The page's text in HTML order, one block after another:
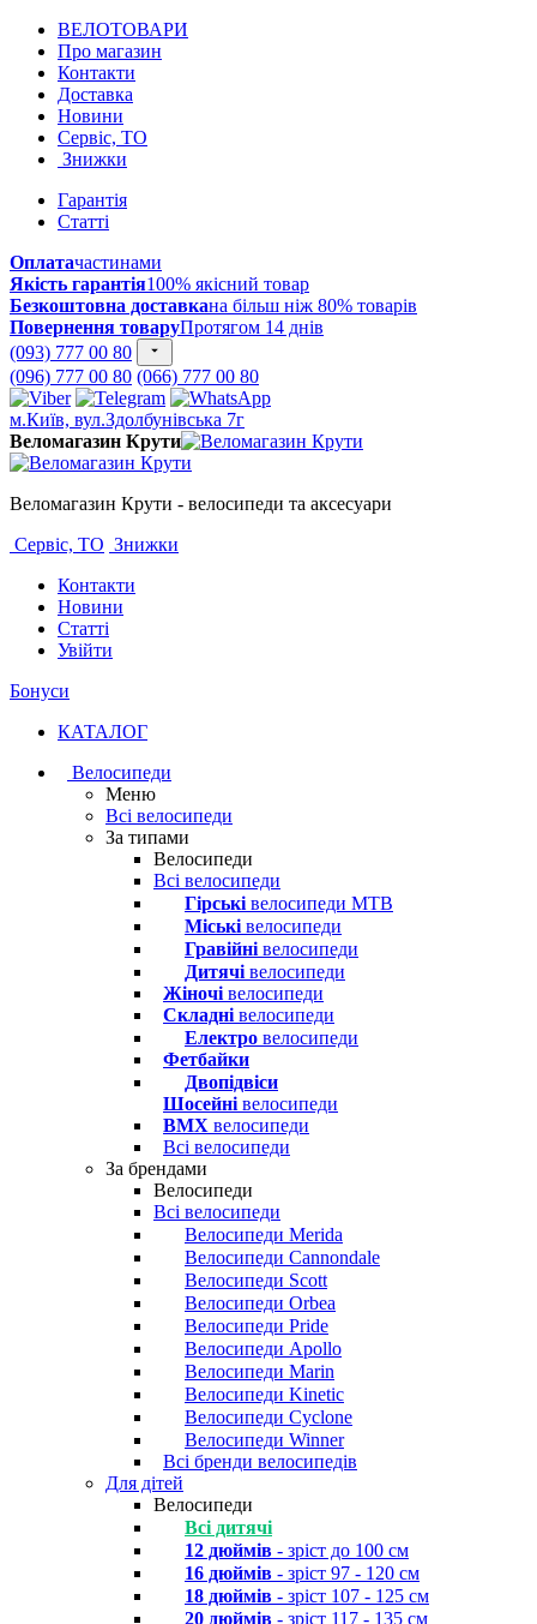
ВЕЛОТОВАРИ
Про магазин
Контакти
Доставка
Новини
Сервіс, ТО
Знижки
Гарантія
Статті
Оплатачастинами
Якість гарантія100% якісний товар
Безкоштовна доставкана більш ніж 80% товарів
Повернення товаруПротягом 14 днів
(093) 777 00 80
(096) 777 00 80 (066) 777 00 80
м.Київ, вул.Здолбунівська 7г
Веломагазин Крути
Веломагазин Крути - велосипеди та аксесуари
Сервіс, ТО Знижки
Контакти
Новини
Статті
Увійти
Бонуси
КАТАЛОГ
Велосипеди
Меню
Всі велосипеди
За типами
Велосипеди
Всі велосипеди
Гірські велосипеди MTB
Міські велосипеди
Гравійні велосипеди
Дитячі велосипеди
Жіночі велосипеди
Складні велосипеди
Електро велосипеди
Фетбайки
Двопідвіси
Шосейні велосипеди
BMX велосипеди
Всі велосипеди
За брендами
Велосипеди
Всі велосипеди
Велосипеди Merida
Велосипеди Cannondale
Велосипеди Scott
Велосипеди Orbea
Велосипеди Pride
Велосипеди Apollo
Велосипеди Marin
Велосипеди Kinetic
Велосипеди Cyclone
Велосипеди Winner
Всі бренди велосипедів
Для дітей
Велосипеди
Всі дитячі
12 дюймів - зріст до 100 см
16 дюймів - зріст 97 - 120 см
18 дюймів - зріст 107 - 125 см
20 дюймів - зріст 117 - 135 см